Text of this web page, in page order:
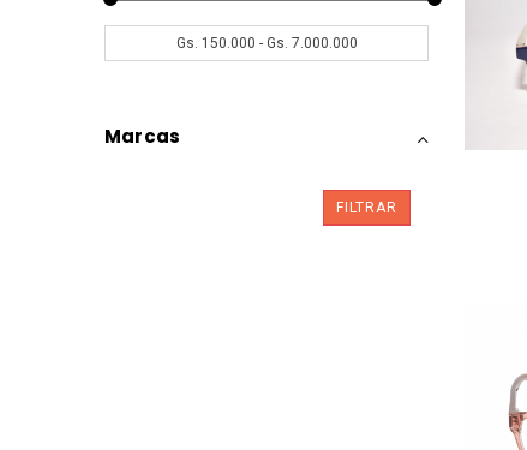
Marcas
FILTRAR